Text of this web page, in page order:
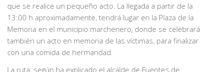
que se realice un pequeño acto. La llegada a partir de la
13:00 h aproximadamente, tendrá lugar en la Plaza de la
Memoria en el municipio marchenero, donde se celebrará
también un acto en memoria de las víctimas, para finalizar
con una comida de hermandad.
La ruta, según ha explicado el alcalde de Fuentes de